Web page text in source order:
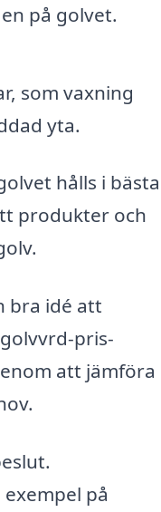
på golvet.
som vaxning
yta.
hålls i bästa
produkter och
bra idé att
pris-
att jämföra
på